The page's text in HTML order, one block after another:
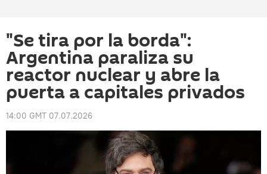
"Se tira por la borda":
Argentina paraliza su
reactor nuclear y abre la
puerta a capitales privados
14:00 GMT 07.07.2026